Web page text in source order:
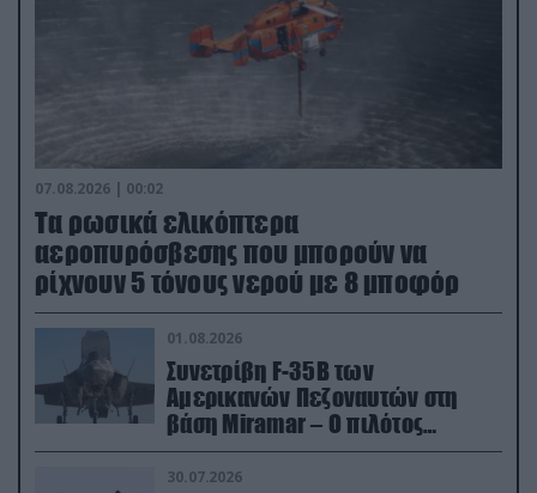
07.08.2026 | 00:02
Τα ρωσικά ελικόπτερα
αεροπυρόσβεσης που μπορούν να
ρίχνουν 5 τόνους νερού με 8 μποφόρ
01.08.2026
Συνετρίβη F-35B των
Αμερικανών Πεζοναυτών στη
βάση Miramar – Ο πιλότος
εκτινάχθηκε εγκαίρως
30.07.2026